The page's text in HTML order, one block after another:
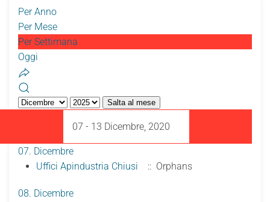
Per Anno
Per Mese
Per Settimana
Oggi
Salta al mese
07 - 13 Dicembre, 2020
07. Dicembre
Uffici Apindustria Chiusi
:: Orphans
08. Dicembre